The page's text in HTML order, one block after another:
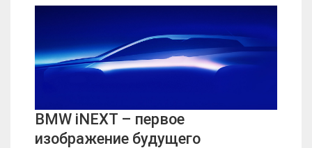
BMW iNEXT – первое
изображение будущего